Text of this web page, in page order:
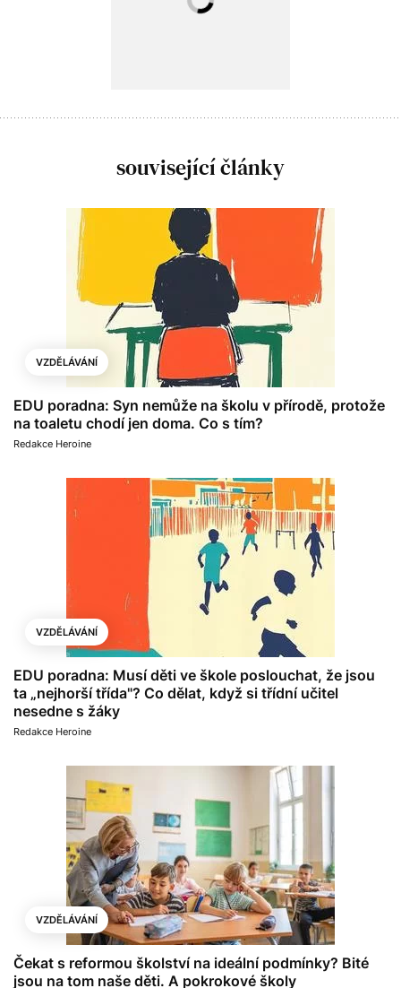
související články
VZDĚLÁVÁNÍ
EDU poradna: Syn nemůže na školu v přírodě, protože
na toaletu chodí jen doma. Co s tím?
Redakce Heroine
VZDĚLÁVÁNÍ
EDU poradna: Musí děti ve škole poslouchat, že jsou
ta „nejhorší třída"? Co dělat, když si třídní učitel
nesedne s žáky
Redakce Heroine
VZDĚLÁVÁNÍ
Čekat s reformou školství na ideální podmínky? Bité
jsou na tom naše děti. A pokrokové školy